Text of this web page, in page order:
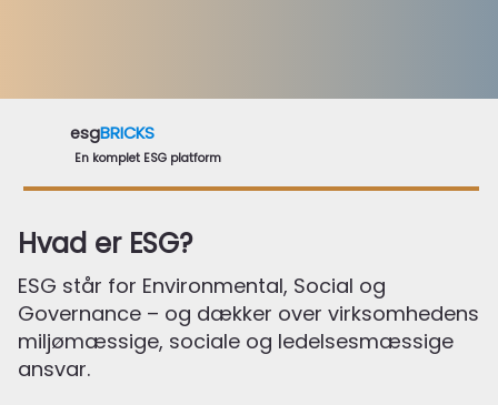
esgBRICKS
En komplet ESG platform
Hvad er ESG?
ESG står for Environmental, Social og
Governance – og dækker over virksomhedens
miljømæssige, sociale og ledelsesmæssige
ansvar.